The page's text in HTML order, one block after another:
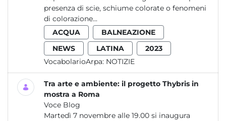
presenza di scie, schiume colorate o fenomeni
di colorazione...
ACQUA
BALNEAZIONE
NEWS
LATINA
2023
VocabolarioArpa: NOTIZIE
Tra arte e ambiente: il progetto Thybris in
mostra a Roma
Voce Blog
Martedì 7 novembre alle 19.00 si inaugura